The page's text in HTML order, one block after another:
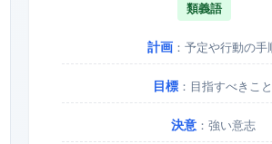
類義語
計画：予定や行動の手
目標 ：目指すべきこと
決意：強い意志